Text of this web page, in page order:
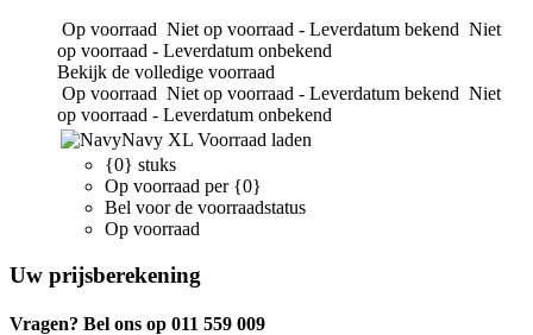
Op voorraad Niet op voorraad - Leverdatum bekend Niet
op voorraad - Leverdatum onbekend
Bekijk de volledige voorraad
Op voorraad Niet op voorraad - Leverdatum bekend Niet
op voorraad - Leverdatum onbekend
Navy XL Voorraad laden
{0} stuks
Op voorraad per {0}
Bel voor de voorraadstatus
Op voorraad
Uw prijsberekening
Vragen? Bel ons op 011 559 009